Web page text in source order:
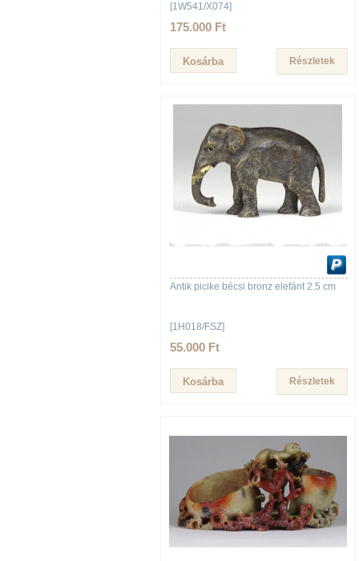
[1W541/X074]
175.000 Ft
Részletek
Antik picike bécsi bronz elefánt 2.5 cm
[1H018/FSZ]
55.000 Ft
Részletek